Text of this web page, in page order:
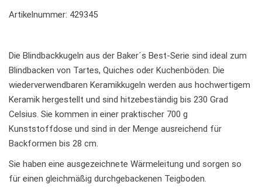
Artikelnummer: 429345
Die Blindbackkugeln aus der Baker´s Best-Serie sind ideal zum
Blindbacken von Tartes, Quiches oder Kuchenböden. Die
wiederverwendbaren Keramikkugeln werden aus hochwertigem
Keramik hergestellt und sind hitzebeständig bis 230 Grad
Celsius. Sie kommen in einer praktischer 700 g
Kunststoffdose und sind in der Menge ausreichend für
Backformen bis 28 cm.
Sie haben eine ausgezeichnete Wärmeleitung und sorgen so
für einen gleichmäßig durchgebackenen Teigboden.